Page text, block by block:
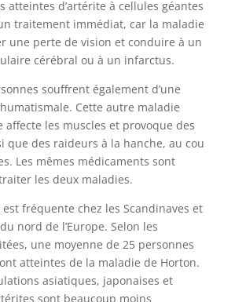
atteintes d’artérite à cellules géantes
traitement immédiat, car la maladie
une perte de vision et conduire à un
cérébral ou à un infarctus.
souffrent également d’une
Cette autre maladie
affecte les muscles et provoque des
que des raideurs à la hanche, au cou
Les mêmes médicaments sont
les deux maladies.
fréquente chez les Scandinaves et
nord de l’Europe. Selon les
une moyenne de 25 personnes
atteintes de la maladie de Horton.
asiatiques, japonaises et
sont beaucoup moins